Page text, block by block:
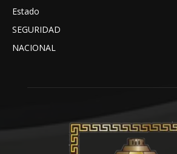
Estado
SEGURIDAD
NACIONAL